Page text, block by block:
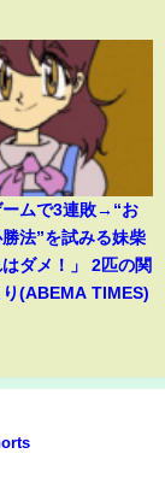
ームで3連敗→“お
法”を試みる妹柴
ダメ！」 2匹の関
(ABEMA TIMES)